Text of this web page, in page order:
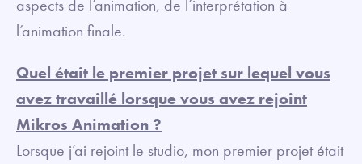
aspects de l’animation, de l’interprétation à
l’animation finale.
Quel était le premier projet sur lequel vous
avez travaillé lorsque vous avez rejoint
Mikros Animation ?
Lorsque j’ai rejoint le studio, mon premier projet était